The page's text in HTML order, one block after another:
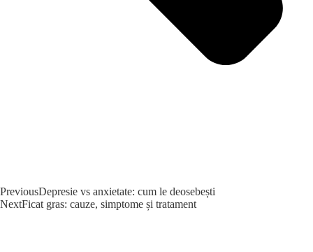
PreviousDepresie vs anxietate: cum le deosebești
NextFicat gras: cauze, simptome și tratament